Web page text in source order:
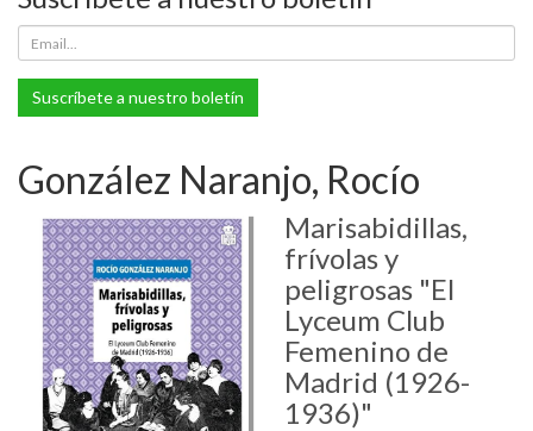
Suscríbete a nuestro boletín
González Naranjo, Rocío
Marisabidillas,
frívolas y
peligrosas "El
Lyceum Club
Femenino de
Madrid (1926-
1936)"